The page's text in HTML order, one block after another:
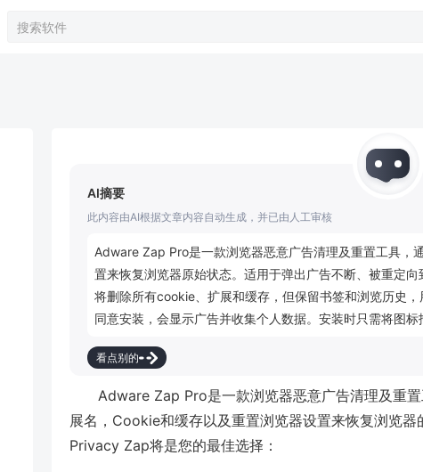
AI摘要
此内容由AI根据文章内容自动生成，并已由人工审核
Adware Zap Pro是一款浏览器恶意广告清理及重置工具，
置来恢复浏览器原始状态。适用于弹出广告不断、被重定
将删除所有cookie、扩展和缓存，但保留书签和浏览历史
同意安装，会显示广告并收集个人数据。安装时只需将图标
看点别的
Adware Zap Pro是一款浏览器恶意广告清理及重
展名，Cookie和缓存以及重置浏览器设置来恢复浏览
Privacy Zap将是您的最佳选择：